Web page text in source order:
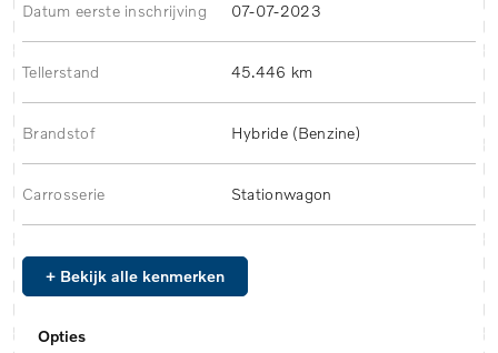
Datum eerste inschrijving 07-07-2023
Tellerstand 45.446 km
Brandstof Hybride (Benzine)
Carrosserie Stationwagon
+ Bekijk alle kenmerken
Opties